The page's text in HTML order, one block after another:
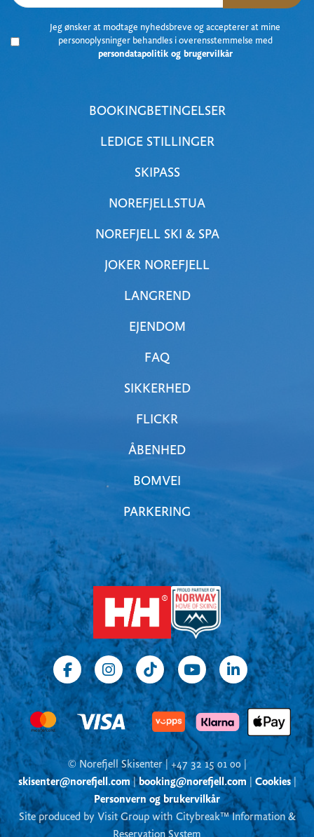
Jeg ønsker at modtage nyhedsbreve og accepterer at mine
personoplysninger behandles i overensstemmelse med
persondatapolitik og brugervilkår
BOOKINGBETINGELSER
LEDIGE STILLINGER
SKIPASS
NOREFJELLSTUA
NOREFJELL SKI & SPA
JOKER NOREFJELL
LANGREND
EJENDOM
FAQ
SIKKERHED
FLICKR
ÅBENHED
BOMVEI
PARKERING
© Norefjell Skisenter | +47 32 15 01 00 |
skisenter@norefjell.com|booking@norefjell.com Cookies|
Personvern og brukervilkår
Site produced by Visit Group with Citybreak™ Information &
Reservation System